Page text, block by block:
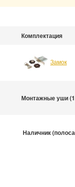
Комплектация
Замок
Монтажные уши
Наличник